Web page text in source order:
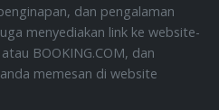
dan pengalaman
menyediakan link ke website-
BOOKING.COM, dan
memesan di website